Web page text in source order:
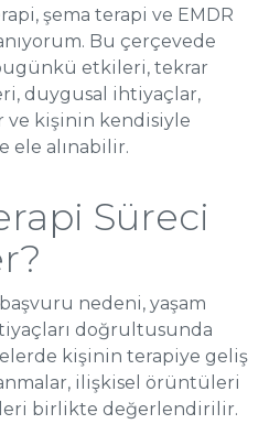
şema terapi ve EMDR
Bu çerçevede
etkileri, tekrar
duygusal ihtiyaçlar,
ve kişinin kendisiyle
alınabilir.
Süreci
nedeni, yaşam
doğrultusunda
kişinin terapiye geliş
ilişkisel örüntüleri
birlikte değerlendirilir.